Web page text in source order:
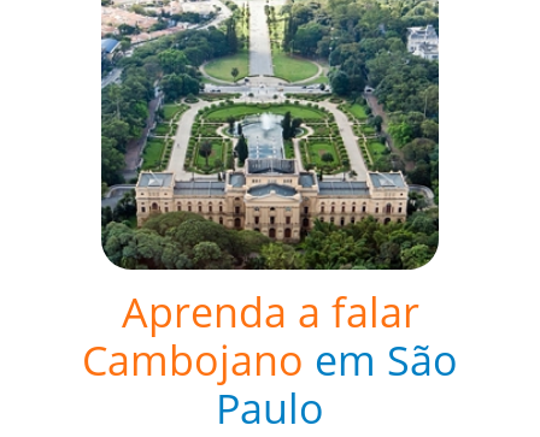
Aprenda a falar
Cambojano em São
Paulo